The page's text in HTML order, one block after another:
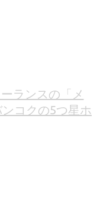
ランスの「メ
コクの5つ星ホ